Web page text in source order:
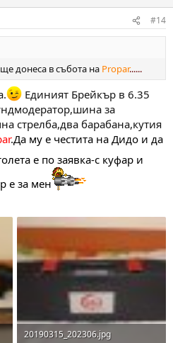
#14
донеса в събота на Propar......
Единият Брейкър в 6.35
за
стрелба,два барабана,кутия
.Да му е честита на Дидо и да
е по заявка-с куфар и
е за мен
20190315_202306.jpg